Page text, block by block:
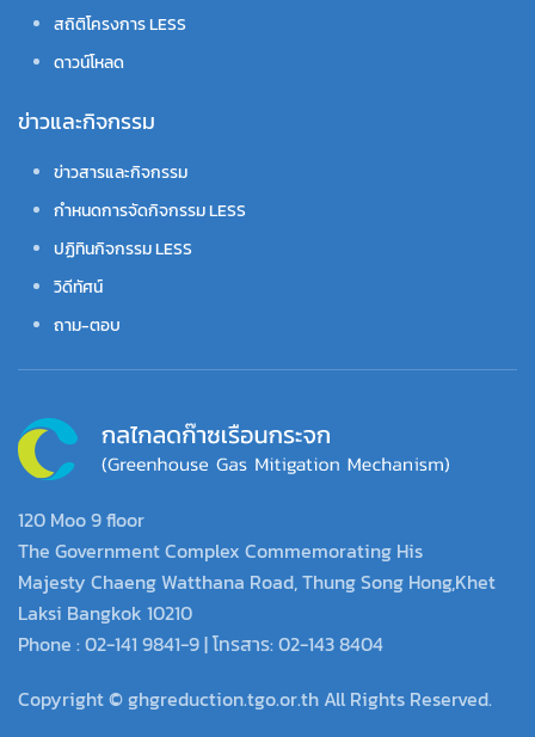
สถิติโครงการ LESS
ดาวน์โหลด
ข่าวและกิจกรรม
ข่าวสารและกิจกรรม
กำหนดการจัดกิจกรรม LESS
ปฏิทินกิจกรรม LESS
วิดีทัศน์
ถาม-ตอบ
120 Moo 9 floor
The Government Complex Commemorating His
Majesty Chaeng Watthana Road, Thung Song Hong,Khet
Laksi Bangkok 10210
Phone : 02-141 9841-9 | โทรสาร: 02-143 8404
Copyright © ghgreduction.tgo.or.th All Rights Reserved.